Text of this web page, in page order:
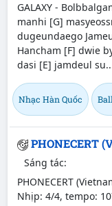
GALAXY -
manhi [G]
dugeundaego
Hancham [F] dwie
dasi [E] jamdeul
Nhạc Hàn Quốc
PHONECERT
Sáng tác:
PHONECERT
Nhịp: 4/4, tempo: